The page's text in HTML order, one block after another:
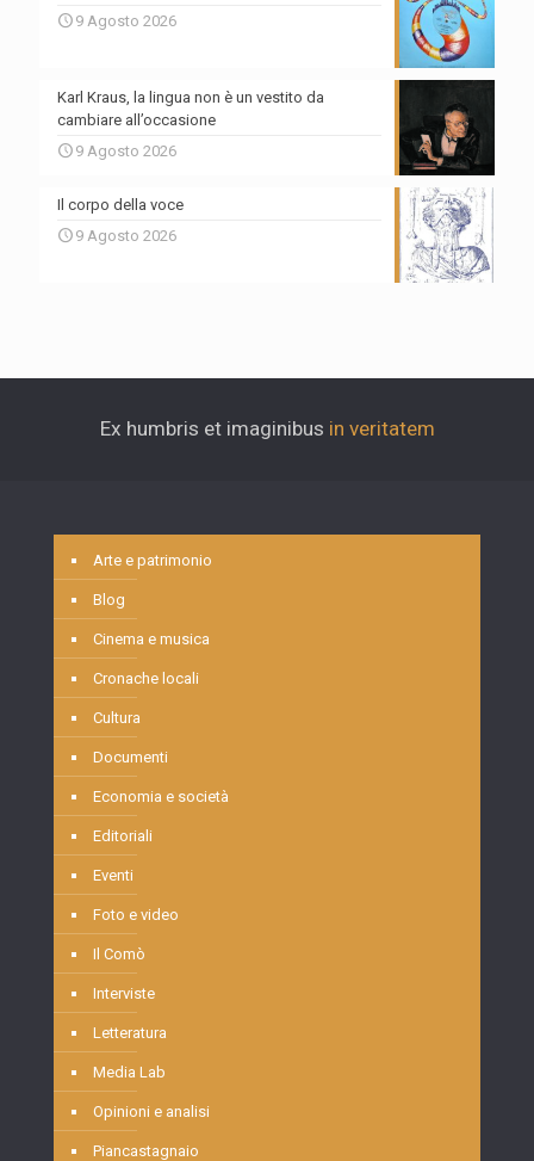
9 Agosto 2026
Karl Kraus, la lingua non è un vestito da
cambiare all’occasione
9 Agosto 2026
Il corpo della voce
9 Agosto 2026
Ex humbris et imaginibus in veritatem
Arte e patrimonio
Blog
Cinema e musica
Cronache locali
Cultura
Documenti
Economia e società
Editoriali
Eventi
Foto e video
Il Comò
Interviste
Letteratura
Media Lab
Opinioni e analisi
Piancastagnaio